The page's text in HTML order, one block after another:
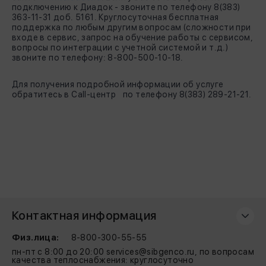
подключению к Диадок - звоните по телефону 8(383)
363-11-31 доб. 5161. Круглосуточная бесплатная
поддержка по любым другим вопросам (сложности при
входе в сервис, запрос на обучение работы с сервисом,
вопросы по интеграции с учетной системой и т.д.)
звоните по телефону: 8-800-500-10-18.
Для получения подробной информации об услуге
обратитесь в Call-центр по телефону 8(383) 289-21-21.
Контактная информация
Физ.лица:
8-800-300-55-55
пн-пт с 8:00 до 20:00 services@sibgenco.ru, по вопросам
качества теплоснабжения: круглосуточно